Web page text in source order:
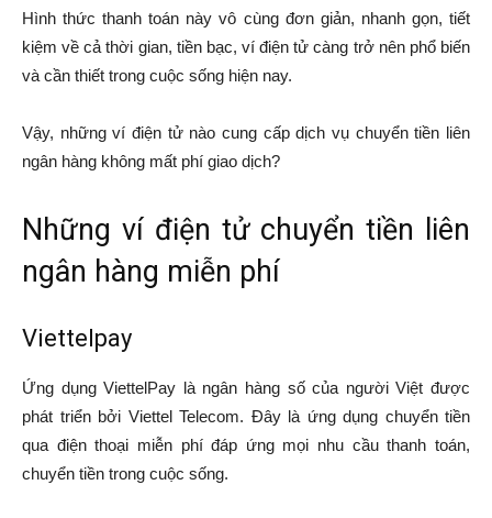
Hình thức thanh toán này vô cùng đơn giản, nhanh gọn, tiết
kiệm về cả thời gian, tiền bạc, ví điện tử càng trở nên phổ biến
và cần thiết trong cuộc sống hiện nay.
Vậy, những ví điện tử nào cung cấp dịch vụ chuyển tiền liên
ngân hàng không mất phí giao dịch?
Những ví điện tử chuyển tiền liên
ngân hàng miễn phí
Viettelpay
Ứng dụng ViettelPay là ngân hàng số của người Việt được
phát triển bởi Viettel Telecom. Đây là ứng dụng chuyển tiền
qua điện thoại miễn phí đáp ứng mọi nhu cầu thanh toán,
chuyển tiền trong cuộc sống.